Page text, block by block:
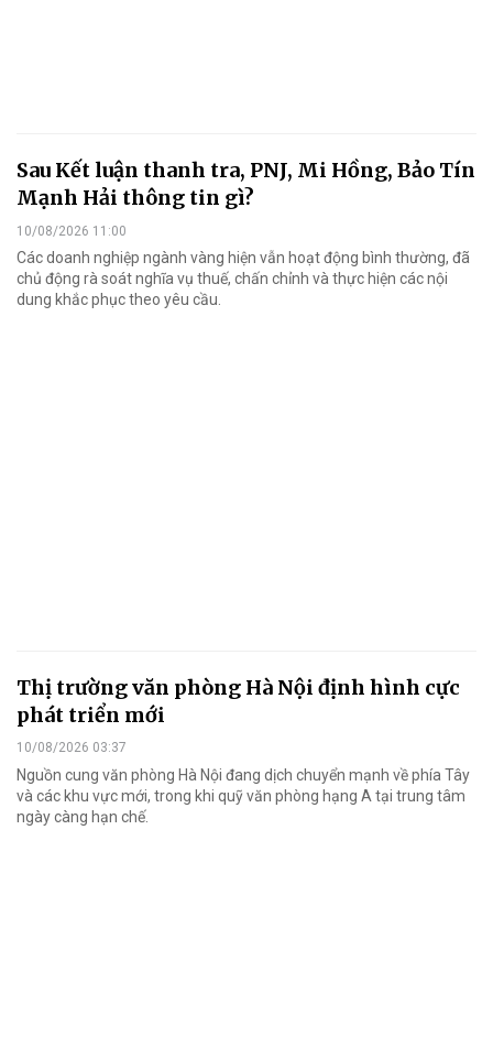
Sau Kết luận thanh tra, PNJ, Mi Hồng, Bảo Tín
Mạnh Hải thông tin gì?
10/08/2026 11:00
Các doanh nghiệp ngành vàng hiện vẫn hoạt động bình thường, đã
chủ động rà soát nghĩa vụ thuế, chấn chỉnh và thực hiện các nội
dung khắc phục theo yêu cầu.
Thị trường văn phòng Hà Nội định hình cực
phát triển mới
10/08/2026 03:37
Nguồn cung văn phòng Hà Nội đang dịch chuyển mạnh về phía Tây
và các khu vực mới, trong khi quỹ văn phòng hạng A tại trung tâm
ngày càng hạn chế.